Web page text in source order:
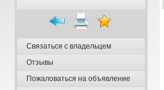
Связаться с владельцем
Отзывы
Пожаловаться на объявление